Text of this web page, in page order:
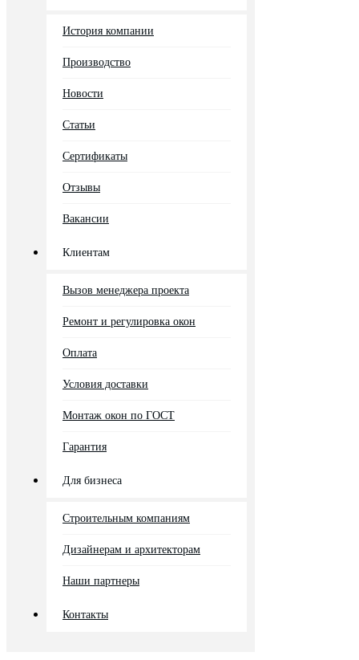
История компании
Производство
Новости
Статьи
Сертификаты
Отзывы
Вакансии
Клиентам
Вызов менеджера проекта
Ремонт и регулировка окон
Оплата
Условия доставки
Монтаж окон по ГОСТ
Гарантия
Для бизнеса
Строительным компаниям
Дизайнерам и архитекторам
Наши партнеры
Контакты